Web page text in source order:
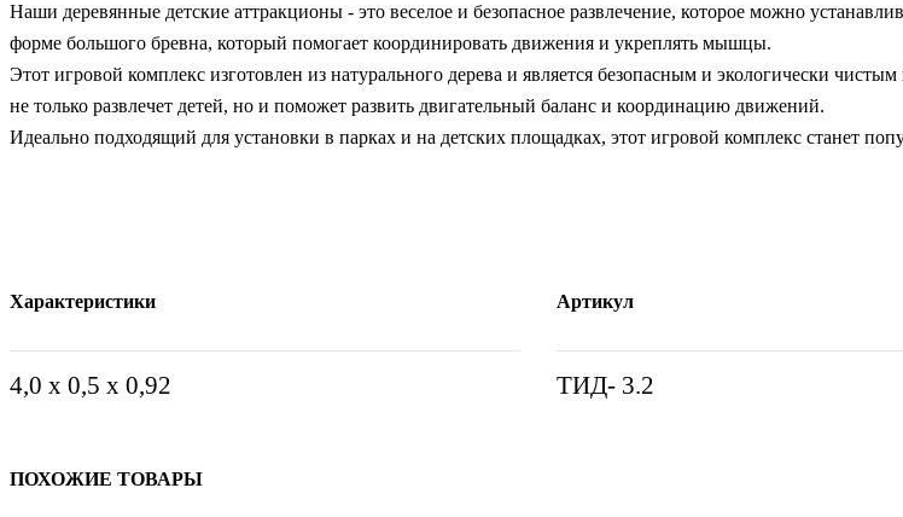
Наши деревянные детские аттракционы - это веселое и безопасное развлечение, которое можно
форме большого бревна, который помогает координировать движения и укреплять мышцы.
Этот игровой комплекс изготовлен из натурального дерева и является безопасным и экологически
не только развлечет детей, но и поможет развить двигательный баланс и координацию движений.
Идеально подходящий для установки в парках и на детских площадках, этот игровой комплекс станет
Характеристики
4,0 х 0,5 х 0,92
Артикул
ТИД- 3.2
ПОХОЖИЕ ТОВАРЫ